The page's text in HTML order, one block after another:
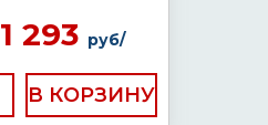
1 293 руб/